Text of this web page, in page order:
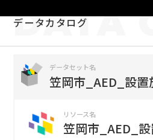
データカタログ
DATA
データセット名
笠岡市_AED_設置
リソース名
笠岡市_AED_